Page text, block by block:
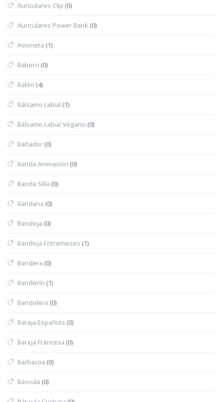
Auriculares Clip (0)
Auriculares Power Bank(0)
Avioneta (1)
Babero (0)
Balón (4)
Bálsamo Labial (1)
Bálsamo Labial Vegano (0)
Bañador(0)
Banda Animación (0)
Banda Silla (0)
Bandana (0)
Bandeja (0)
Bandeja Entremeses (1)
Bandera (0)
Banderín (1)
Bandolera (0)
Baraja Española (0)
Baraja Francesa (0)
Barbacoa (0)
Báscula (0)